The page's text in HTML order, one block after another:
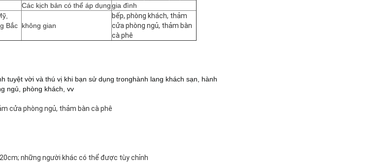
Các kịch bản có thể áp dụnggia đình
Bắc không gian
bếp, phòng khách, thảm
cửa phòng ngủ, thảm bàn
cà phê
tuyệt vời và thú vị khi bạn sử dụng tronghành lang khách sạn, hành
ngủ, phòng khách, vv
cửa phòng ngủ, thảm bàn cà phê
những người khác có thể được tùy chỉnh